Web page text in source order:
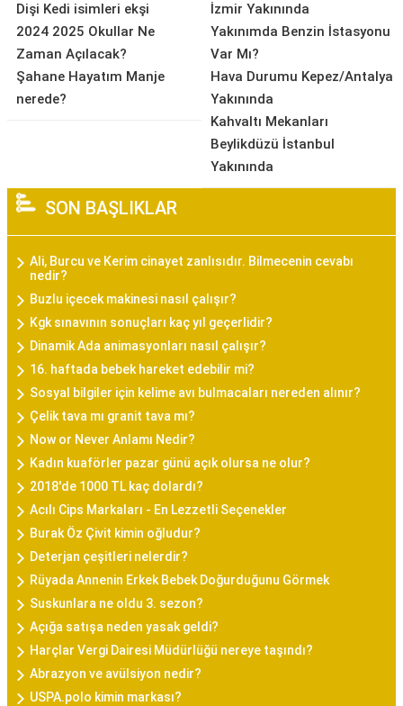
Dişi Kedi isimleri ekşi
2024 2025 Okullar Ne
Zaman Açılacak?
Şahane Hayatım Manje
nerede?
İzmir Yakınında
Yakınımda Benzin İstasyonu
Var Mı?
Hava Durumu Kepez/Antalya
Yakınında
Kahvaltı Mekanları
Beylikdüzü İstanbul
Yakınında
SON BAŞLIKLAR
Ali, Burcu ve Kerim cinayet zanlısıdır. Bilmecenin cevabı
nedir?
Buzlu içecek makinesi nasıl çalışır?
Kgk sınavının sonuçları kaç yıl geçerlidir?
Dinamik Ada animasyonları nasıl çalışır?
16. haftada bebek hareket edebilir mi?
Sosyal bilgiler için kelime avı bulmacaları nereden alınır?
Çelik tava mı granit tava mı?
Now or Never Anlamı Nedir?
Kadın kuaförler pazar günü açık olursa ne olur?
2018'de 1000 TL kaç dolardı?
Acılı Cips Markaları - En Lezzetli Seçenekler
Burak Öz Çivit kimin oğludur?
Deterjan çeşitleri nelerdir?
Rüyada Annenin Erkek Bebek Doğurduğunu Görmek
Suskunlara ne oldu 3. sezon?
Açığa satışa neden yasak geldi?
Harçlar Vergi Dairesi Müdürlüğü nereye taşındı?
Abrazyon ve avülsiyon nedir?
USPA.polo kimin markası?